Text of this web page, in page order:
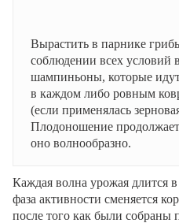
Вырастить в парнике
соблюдении всех условий
шампиньоны, которые
в каждом либо ровным
(если применялась
Плодоношение
оно волнообразно.
Каждая волна урожая длится
фаза активности сменяется
после того как были собраны